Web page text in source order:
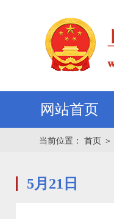
网站首页
当前位置： 首页 ＞
5月21日